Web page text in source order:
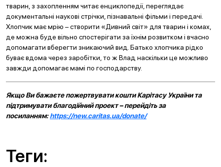
тварин, з захопленням читає енциклопедії, переглядає
документальні наукові стрічки, пізнавальні фільми і передачі.
Хлопчик має мрію – створити «Дивний світ» для тварин і комах,
де можна буде вільно спостерігати за їхнім розвитком і вчасно
допомагати вберегти зникаючий вид. Батько хлопчика рідко
буває вдома через заробітки, то ж Влад наскільки це можливо
завжди допомагає мамі по господарству.
Якщо Ви бажаєте пожертвувати кошти Карітасу України та
підтримувати благодійний проект – перейдіть за
посиланням:https://new.caritas.ua/donate/
Теги: